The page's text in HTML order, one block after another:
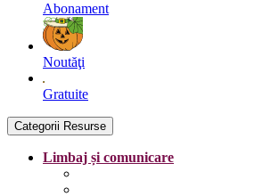
Abonament
Noutăţi
Gratuite
Categorii Resurse
Limbaj și comunicare